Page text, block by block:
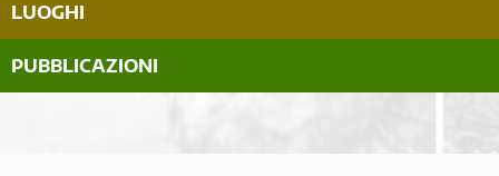
LUOGHI
PUBBLICAZIONI